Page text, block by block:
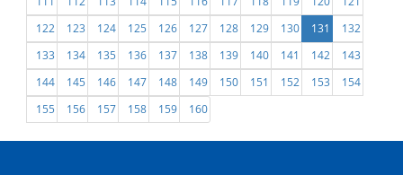
122
123 124 125 126 127 128 129 130 131
132
133
134 135 136 137 138 139 140 141 142
143
144
145 146 147 148 149 150 151 152 153
154
155
156 157 158 159 160